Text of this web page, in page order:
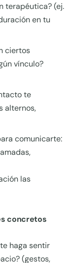
terapéutica? (ej.
en tu
ciertos
vínculo?
te
alternos,
comunicarte:
las
concretos
haga sentir
(gestos,